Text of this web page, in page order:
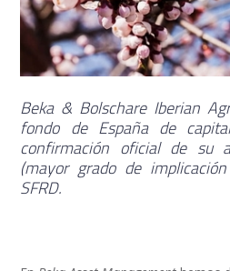
Beka & Bolschare Iberian
fondo de España de
confirmación oficial de su
(mayor grado de
SFRD.